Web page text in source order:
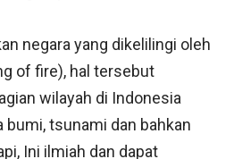
negara yang dikelilingi oleh
of fire), hal tersebut
wilayah di Indonesia
bumi, tsunami dan bahkan
Ini ilmiah dan dapat